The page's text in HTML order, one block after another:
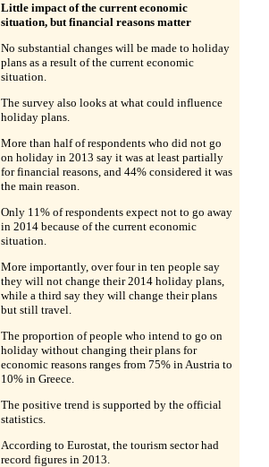
Little impact of the current economic
situation, but financial reasons matter
No substantial changes will be made to holiday
plans as a result of the current economic
situation.
The survey also looks at what could influence
holiday plans.
More than half of respondents who did not go
on holiday in 2013 say it was at least partially
for financial reasons, and 44% considered it was
the main reason.
Only 11% of respondents expect not to go away
in 2014 because of the current economic
situation.
More importantly, over four in ten people say
they will not change their 2014 holiday plans,
while a third say they will change their plans
but still travel.
The proportion of people who intend to go on
holiday without changing their plans for
economic reasons ranges from 75% in Austria to
10% in Greece.
The positive trend is supported by the official
statistics.
According to Eurostat, the tourism sector had
record figures in 2013.